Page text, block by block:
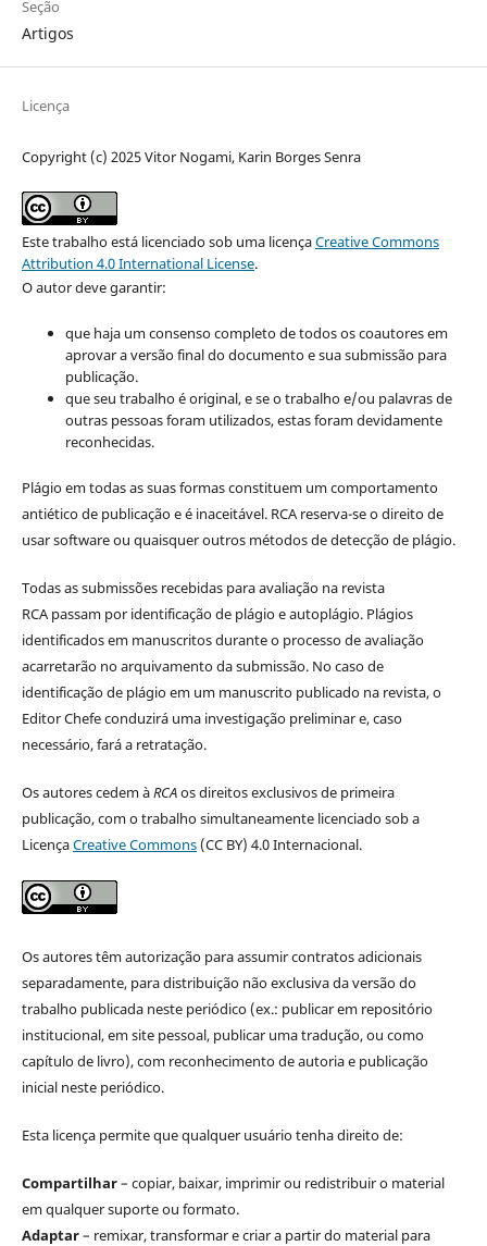
Seção
Artigos
Licença
Copyright (c) 2025 Vitor Nogami, Karin Borges Senra
Este trabalho está licenciado sob uma licençaCreative Commons
Attribution 4.0 International License.
O autor deve garantir:
que haja um consenso completo de todos os coautores em
aprovar a versão final do documento e sua submissão para
publicação.
que seu trabalho é original, e se o trabalho e/ou palavras de
outras pessoas foram utilizados, estas foram devidamente
reconhecidas.
Plágio em todas as suas formas constituem um comportamento
antiético de publicação e é inaceitável. RCA reserva-se o direito de
usar software ou quaisquer outros métodos de detecção de plágio.
Todas as submissões recebidas para avaliação na revista
RCA passam por identificação de plágio e autoplágio. Plágios
identificados em manuscritos durante o processo de avaliação
acarretarão no arquivamento da submissão. No caso de
identificação de plágio em um manuscrito publicado na revista, o
Editor Chefe conduzirá uma investigação preliminar e, caso
necessário, fará a retratação.
Os autores cedem àRCAos direitos exclusivos de primeira
publicação, com o trabalho simultaneamente licenciado sob a
LicençaCreative Commons(CC BY) 4.0 Internacional.
Os autores têm autorização para assumir contratos adicionais
separadamente, para distribuição não exclusiva da versão do
trabalho publicada neste periódico (ex.: publicar em repositório
institucional, em site pessoal, publicar uma tradução, ou como
capítulo de livro), com reconhecimento de autoria e publicação
inicial neste periódico.
Esta licença permite que qualquer usuário tenha direito de:
Compartilhar– copiar, baixar, imprimir ou redistribuir o material
em qualquer suporte ou formato.
Adaptar– remixar, transformar e criar a partir do material para